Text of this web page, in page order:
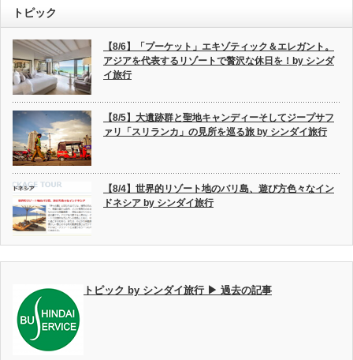
トピック
【8/6】「プーケット」エキゾティック＆エレガント。
アジアを代表するリゾートで贅沢な休日を！by シンダ
イ旅行
【8/5】大遺跡群と聖地キャンディーそしてジープサフ
ァリ「スリランカ」の見所を巡る旅 by シンダイ旅行
【8/4】世界的リゾート地のバリ島、遊び方色々なイン
ドネシア by シンダイ旅行
トピック by シンダイ旅行 ▶ 過去の記事